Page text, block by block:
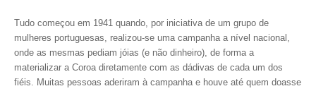
Tudo começou em 1941 quando, por iniciativa de um grupo de
mulheres portuguesas, realizou-se uma campanha a nível nacional,
onde as mesmas pediam jóias (e não dinheiro), de forma a
materializar a Coroa diretamente com as dádivas de cada um dos
fiéis. Muitas pessoas aderiram à campanha e houve até quem doasse